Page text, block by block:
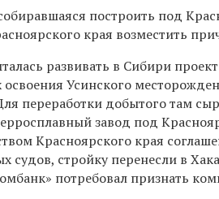
построить под
края возместить
развивать в Сибири
Усинского
переработки добытого там
завод под
Красноярского края
судов, стройку перенесли в
потребовал признать